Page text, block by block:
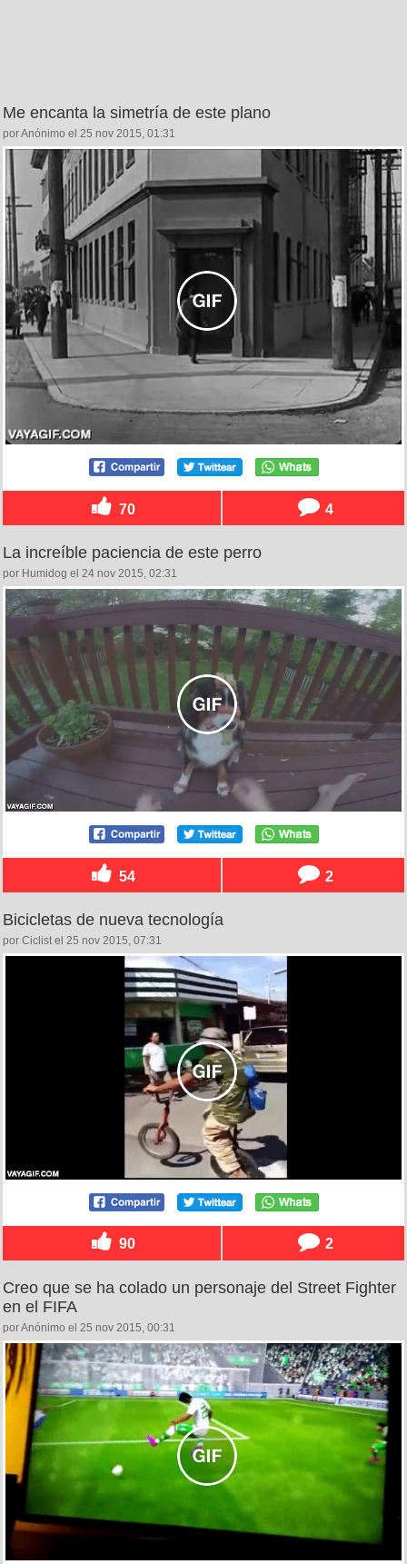
Me encanta la simetría de este plano
por Anónimo el 25 nov 2015, 01:31
70 4
La increíble paciencia de este perro
por Humidog el 24 nov 2015, 02:31
54 2
Bicicletas de nueva tecnología
por Ciclist el 25 nov 2015, 07:31
90 2
Creo que se ha colado un personaje del Street Fighter
en el FIFA
por Anónimo el 25 nov 2015, 00:31